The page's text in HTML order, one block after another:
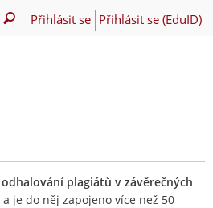
Přihlásit se Přihlásit se (EduID)
odhalování plagiátů v závěrečných
a je do něj zapojeno více než 50